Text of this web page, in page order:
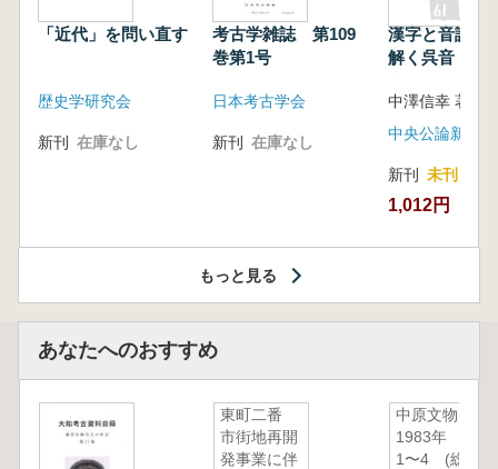
「近代」を問い直す
歴史学研究会
新刊 在庫なし
考古学雑誌 第109
巻第1号
日本考古学会
新刊 在庫なし
漢字と音読み
解く呉音・漢
中澤信幸 著
中央公論新社
新刊 未刊
1,012円
もっと見る
あなたへのおすすめ
東町二番
市街地再開
発事業に伴
中原文物
1983年
1〜4 (総